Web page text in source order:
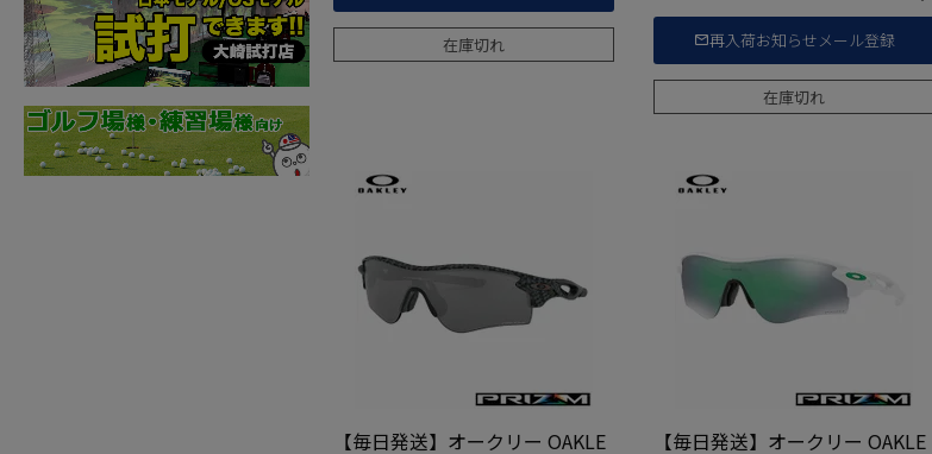
在庫切れ 再入荷お知らせメール登録
在庫切れ
【毎日発送】オークリー OAKLE 【毎日発送】オークリー OAKLE